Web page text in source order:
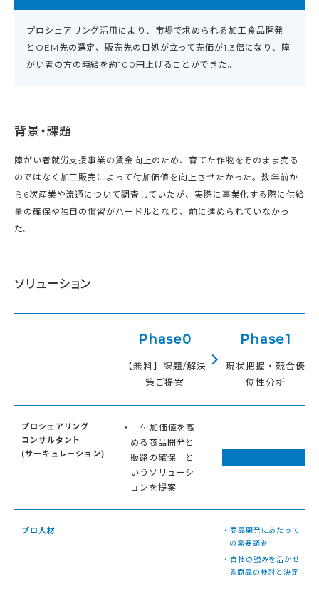
プロシェアリング活用により、市場で求められる加工食品開発
とOEM先の選定、販売先の目処が立って売価が1.3倍になり、障
がい者の方の時給を約100円上げることができた。
背景・課題
障がい者就労支援事業の賃金向上のため、育てた作物をそのまま売る
のではなく加工販売によって付加価値を向上させたかった。数年前か
ら6次産業や流通について調査していたが、実際に事業化する際に供給
量の確保や独自の慣習がハードルとなり、前に進められていなかっ
た。
ソリューション
Phase0
【無料】課題/解決
策ご提案
Phase1
現状把握・競合優
位性分析
プロシェアリング
コンサルタント
(サーキュレーション)
・「付加価値を高
める商品開発と
販路の確保」と
いうソリューシ
ョンを提案
プロ人材
・商品開発にあたって
の需要調査
・自社の強みを活かせ
る商品の検討と決定